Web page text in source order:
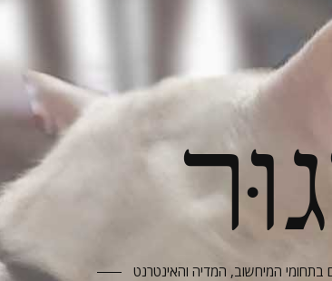
בתחומי המיחשוב, המדיה והאינטרנט